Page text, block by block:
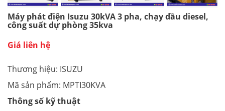
Máy phát điện Isuzu 30kVA 3 pha, chạy dầu diesel,
công suất dự phòng 35kva
Giá liên hệ
Thương hiệu: ISUZU
Mã sản phẩm: MPTI30KVA
Thông số kỹ thuật